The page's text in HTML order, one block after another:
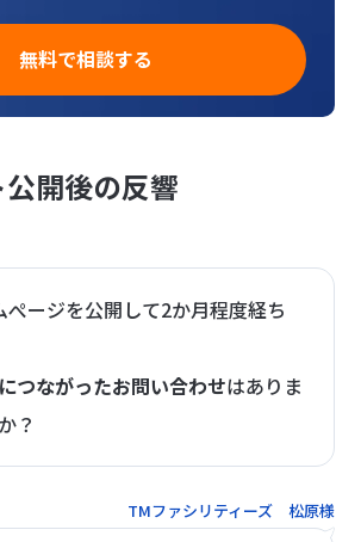
無料で相談する
開後の反響
ぺージを公開して2か月程度経ち
つながったお問い合わせはありま
？
TMファシリティーズ 松原様